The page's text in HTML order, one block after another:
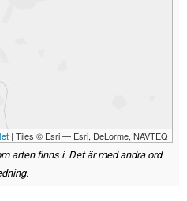
| Tiles © Esri — Esri, DeLorme, NAVTEQ
arten finns i. Det är med andra ord